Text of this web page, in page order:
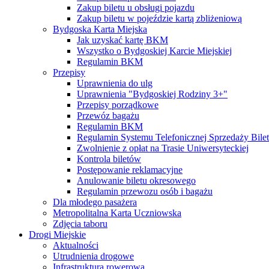
Zakup biletu u obsługi pojazdu
Zakup biletu w pojeździe kartą zbliżeniową
Bydgoska Karta Miejska
Jak uzyskać kartę BKM
Wszystko o Bydgoskiej Karcie Miejskiej
Regulamin BKM
Przepisy
Uprawnienia do ulg
Uprawnienia "Bydgoskiej Rodziny 3+"
Przepisy porządkowe
Przewóz bagażu
Regulamin BKM
Regulamin Systemu Telefonicznej Sprzedaży
Zwolnienie z opłat na Trasie Uniwersyteckiej
Kontrola biletów
Postępowanie reklamacyjne
Anulowanie biletu okresowego
Regulamin przewozu osób i bagażu
Dla młodego pasażera
Metropolitalna Karta Uczniowska
Zdjęcia taboru
Drogi Miejskie
Aktualności
Utrudnienia drogowe
Infrastruktura rowerowa